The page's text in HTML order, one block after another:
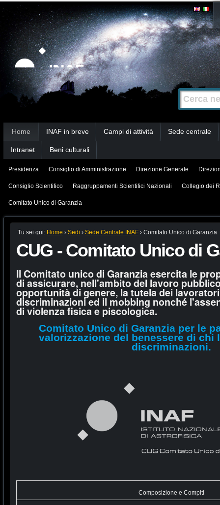
Strumenti
personali
Salta
contenuti.
|
Salta
alla
navigazione
Cerca nel
Ricerca
avanzata…
Home INAF in breve Campi di attività Sede centrale
Intranet Beni culturali
Presidenza Consiglio di Amministrazione Direzione Generale
Consiglio Scientifico Raggruppamenti Scientifici Nazionali Collegio dei
Comitato Unico di Garanzia
Tu sei qui: Home › Sedi › Sede Centrale INAF › Comitato Unico di Garanzia
CUG - Comitato Unico di
Il Comitato unico di Garanzia esercita le
di assicurare, nell'ambito del lavoro
opportunità di genere, la tutela dei
discriminazioni ed il mobbing nonché
di violenza fisica e piscologica.
Comitato Unico di Garanzia per le
valorizzazione del benessere di chi
discriminazioni.
Composizione e Compiti